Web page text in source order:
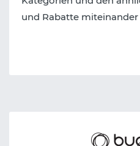
und Rabatte